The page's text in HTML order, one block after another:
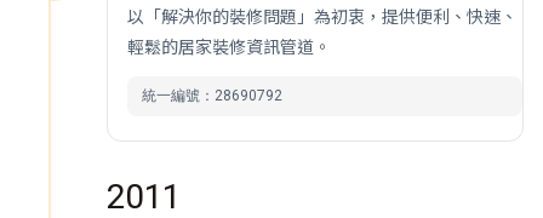
以「解決你的裝修問題」為初衷，提供便利、快速、
輕鬆的居家裝修資訊管道。
統一編號：28690792
2011